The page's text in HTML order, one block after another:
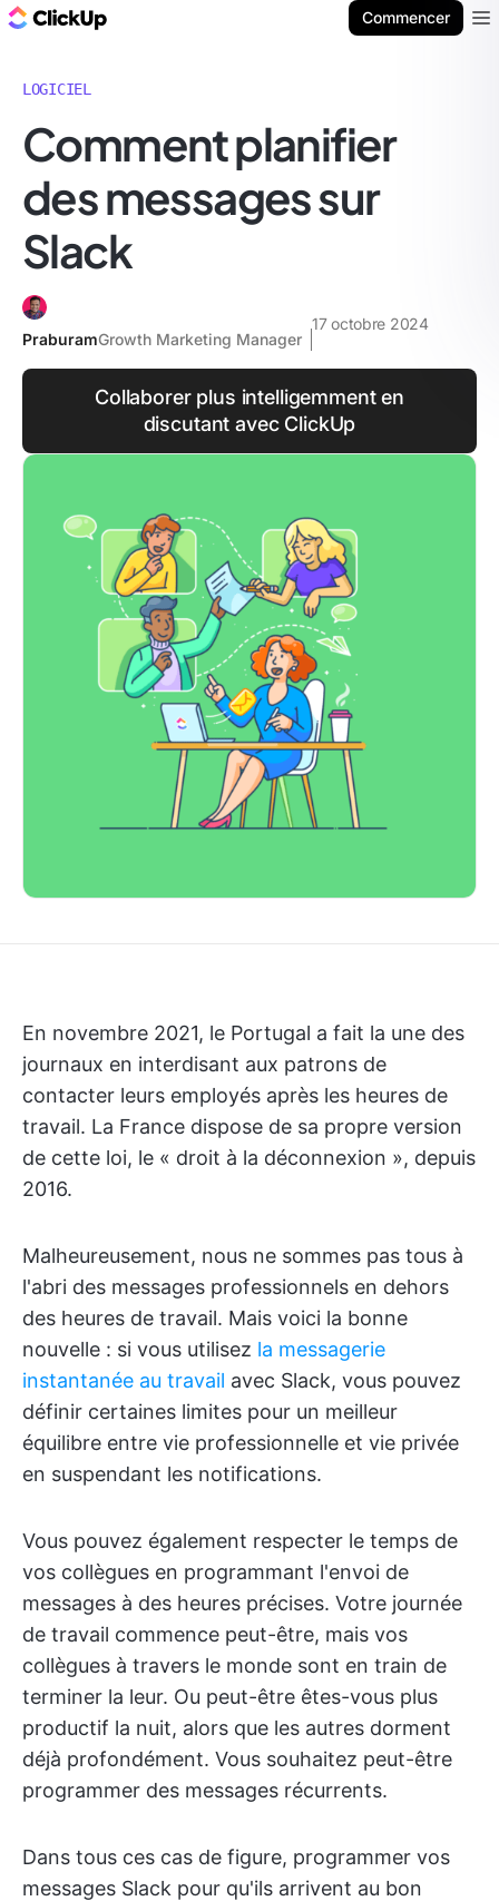
Commencer
LOGICIEL
Comment planifier
des messages sur
Slack
PraburamGrowth Marketing Manager
17 octobre 2024
Collaborer plus intelligemment en
discutant avec ClickUp
En novembre 2021, le Portugal a fait la une des
journaux en interdisant aux patrons de
contacter leurs employés après les heures de
travail. La France dispose de sa propre version
de cette loi, le « droit à la déconnexion », depuis
2016.
Malheureusement, nous ne sommes pas tous à
l'abri des messages professionnels en dehors
des heures de travail. Mais voici la bonne
nouvelle : si vous utilisez la messagerie
instantanée au travail avec Slack, vous pouvez
définir certaines limites pour un meilleur
équilibre entre vie professionnelle et vie privée
en suspendant les notifications.
Vous pouvez également respecter le temps de
vos collègues en programmant l'envoi de
messages à des heures précises. Votre journée
de travail commence peut-être, mais vos
collègues à travers le monde sont en train de
terminer la leur. Ou peut-être êtes-vous plus
productif la nuit, alors que les autres dorment
déjà profondément. Vous souhaitez peut-être
programmer des messages récurrents.
Dans tous ces cas de figure, programmer vos
messages Slack pour qu'ils arrivent au bon